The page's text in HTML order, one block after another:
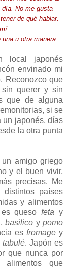
día. No me gusta
de qué hablar.
u otra manera.
local japonés
envinado mi
Reconozco que
querer y sin
que de alguna
si se
un japonés, días
la otra punta
amigo griego
y el buen vivir,
precisas. Me
países
y alimentos
es quesofetay
basilico y pomo
esfromage y
tabulé. Japón es
que nunca por
alimentos que